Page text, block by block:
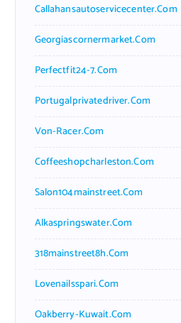
Callahansautoservicecenter.com
Georgiascornermarket.com
Perfectfit24-7.com
Portugalprivatedriver.com
Von-Racer.com
Coffeeshopcharleston.com
Salon104mainstreet.com
Alkaspringswater.com
318mainstreet8h.com
Lovenailsspari.com
Oakberry-Kuwait.com